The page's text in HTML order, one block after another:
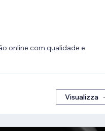
online com qualidade e
Visualizza